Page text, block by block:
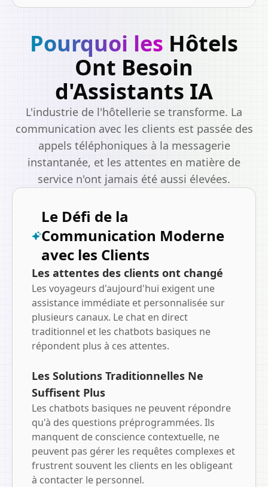
Pourquoi les Hôtels
Ont Besoin
d'Assistants IA
L'industrie de l'hôtellerie se transforme. La
communication avec les clients est passée des
appels téléphoniques à la messagerie
instantanée, et les attentes en matière de
service n'ont jamais été aussi élevées.
Le Défi de la
Communication Moderne
avec les Clients
Les attentes des clients ont changé
Les voyageurs d'aujourd'hui exigent une
assistance immédiate et personnalisée sur
plusieurs canaux. Le chat en direct
traditionnel et les chatbots basiques ne
répondent plus à ces attentes.
Les Solutions Traditionnelles Ne
Suffisent Plus
Les chatbots basiques ne peuvent répondre
qu'à des questions préprogrammées. Ils
manquent de conscience contextuelle, ne
peuvent pas gérer les requêtes complexes et
frustrent souvent les clients en les obligeant
à contacter le personnel.